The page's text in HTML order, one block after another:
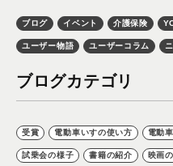
ブログ イベント 介護保険
ユーザー物語 ユーザーコラム
ブログカテゴリ
受賞 電動車いすの使い方 電動
試乗会の様子 書籍の紹介 映画